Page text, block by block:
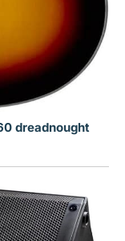
dreadnought